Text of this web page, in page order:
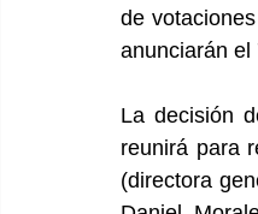
de
anunciarán el
La decisión
reunirá para
(directora